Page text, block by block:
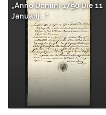
„Anno Domini 1790 Die 11
Januarij...“